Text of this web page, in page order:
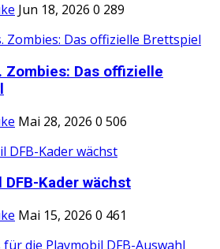
Jun 18, 2026 0 289
Zombies: Das offizielle
Mai 28, 2026 0 506
DFB-Kader wächst
Mai 15, 2026 0 461